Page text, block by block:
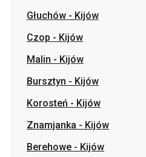
Głuchów - Kijów
Czop - Kijów
Malin - Kijów
Bursztyn - Kijów
Korosteń - Kijów
Znamjanka - Kijów
Berehowe - Kijów